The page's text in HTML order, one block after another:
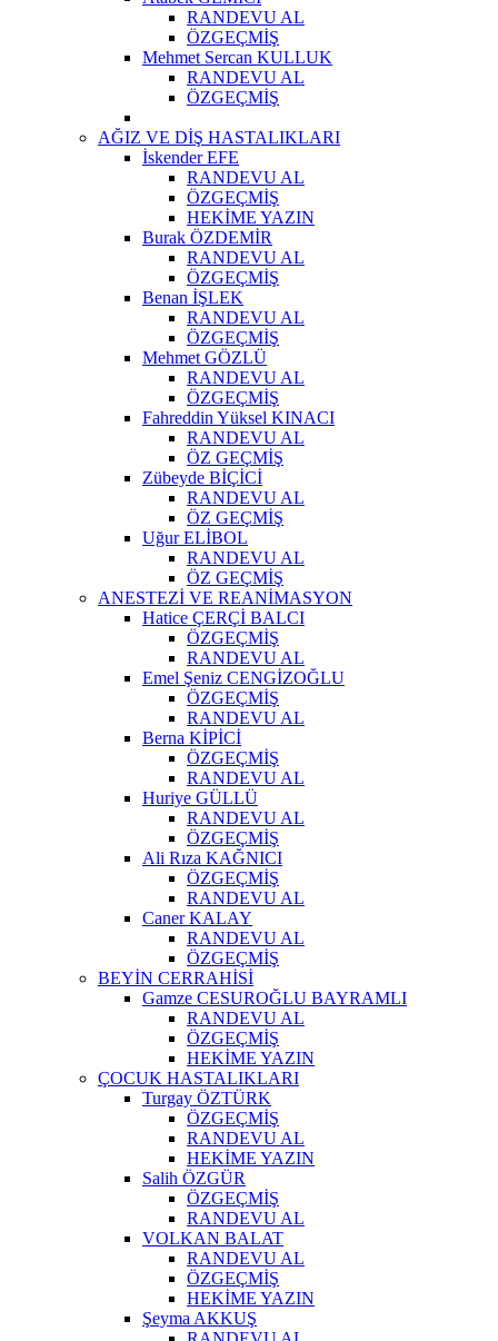
RANDEVU AL
ÖZGEÇMİŞ
Mehmet Sercan KULLUK
RANDEVU AL
ÖZGEÇMİŞ
AĞIZ VE DİŞ HASTALIKLARI
İskender EFE
RANDEVU AL
ÖZGEÇMİŞ
HEKİME YAZIN
Burak ÖZDEMİR
RANDEVU AL
ÖZGEÇMİŞ
Benan İŞLEK
RANDEVU AL
ÖZGEÇMİŞ
Mehmet GÖZLÜ
RANDEVU AL
ÖZGEÇMİŞ
Fahreddin Yüksel KINACI
RANDEVU AL
ÖZ GEÇMİŞ
Zübeyde BİÇİCİ
RANDEVU AL
ÖZ GEÇMİŞ
Uğur ELİBOL
RANDEVU AL
ÖZ GEÇMİŞ
ANESTEZİ VE REANİMASYON
Hatice ÇERÇİ BALCI
ÖZGEÇMİŞ
RANDEVU AL
Emel Şeniz CENGİZOĞLU
ÖZGEÇMİŞ
RANDEVU AL
Berna KİPİCİ
ÖZGEÇMİŞ
RANDEVU AL
Huriye GÜLLÜ
RANDEVU AL
ÖZGEÇMİŞ
Ali Rıza KAĞNICI
ÖZGEÇMİŞ
RANDEVU AL
Caner KALAY
RANDEVU AL
ÖZGEÇMİŞ
BEYİN CERRAHİSİ
Gamze CESUROĞLU BAYRAMLI
RANDEVU AL
ÖZGEÇMİŞ
HEKİME YAZIN
ÇOCUK HASTALIKLARI
Turgay ÖZTÜRK
ÖZGEÇMİŞ
RANDEVU AL
HEKİME YAZIN
Salih ÖZGÜR
ÖZGEÇMİŞ
RANDEVU AL
VOLKAN BALAT
RANDEVU AL
ÖZGEÇMİŞ
HEKİME YAZIN
Şeyma AKKUŞ